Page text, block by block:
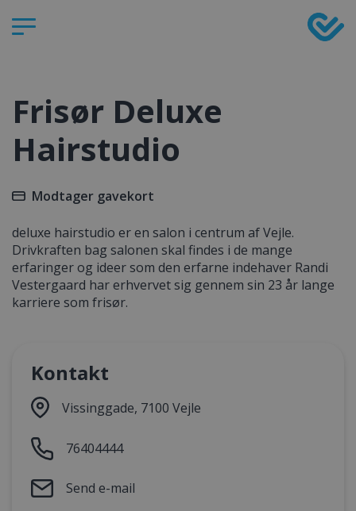
Frisør Deluxe
Hairstudio
Modtager gavekort
deluxe hairstudio er en salon i centrum af Vejle.
Drivkraften bag salonen skal findes i de mange
erfaringer og ideer som den erfarne indehaver Randi
Vestergaard har erhvervet sig gennem sin 23 år lange
karriere som frisør.
Kontakt
Vissinggade, 7100 Vejle
76404444
Send e-mail